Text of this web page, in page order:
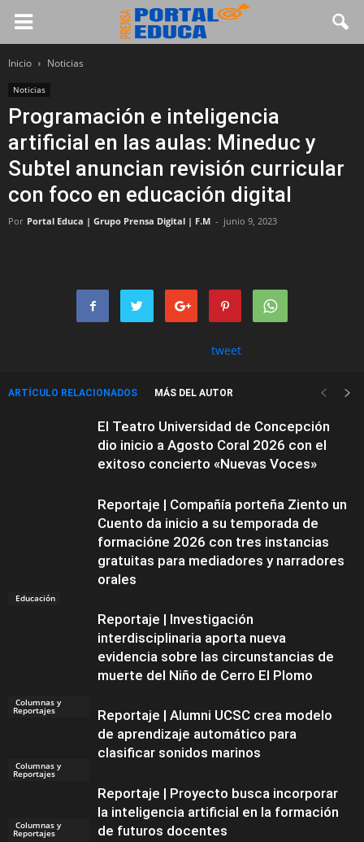
Inicio Noticias
Noticias
Programación e inteligencia
artificial en las aulas: Mineduc y
Subtel anuncian revisión curricular
con foco en educación digital
Por Portal Educa | Grupo Prensa Digital | F.M - junio 9, 2023
tweet
ARTÍCULO RELACIONADOS MÁS DEL AUTOR
Educación
El Teatro Universidad de Concepción
dio inicio a Agosto Coral 2026 con el
exitoso concierto «Nuevas Voces»
Columnas y
Reportajes
Reportaje | Compañía porteña Ziento un
Cuento da inicio a su temporada de
formacióne 2026 con tres instancias
gratuitas para mediadores y narradores
orales
Columnas y
Reportajes
Reportaje | Investigación
interdisciplinaria aporta nueva
evidencia sobre las circunstancias de
muerte del Niño de Cerro El Plomo
Columnas y
Reportajes
Reportaje | Alumni UCSC crea modelo
de aprendizaje automático para
clasificar sonidos marinos
Columnas y
Reportajes
Reportaje | Proyecto busca incorporar
la inteligencia artificial en la formación
de futuros docentes